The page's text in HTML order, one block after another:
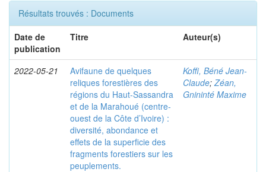
Résultats trouvés : Documents
Date de
publication
Titre Auteur(s)
2022-05-21
Avifaune de quelques
reliques forestières des
régions du Haut-Sassandra
et de la Marahoué (centre-
ouest de la Côte d’Ivoire) :
diversité, abondance et
effets de la superficie des
fragments forestiers sur les
peuplements.
Koffi, Béné Jean-
Claude; Zéan,
Gnininté Maxime